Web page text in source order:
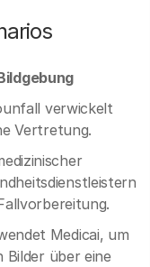
verwickelt
Vertretung.
Medicai, um
Bilder über eine